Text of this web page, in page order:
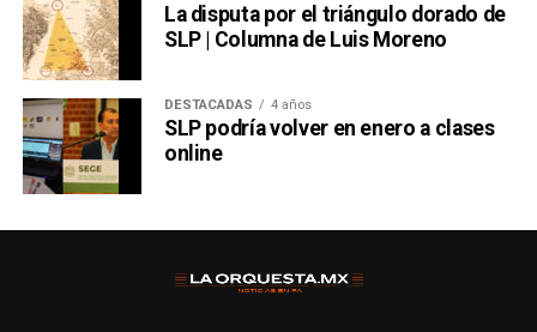
La disputa por el triángulo dorado de
SLP | Columna de Luis Moreno
DESTACADAS 4 años
SLP podría volver en enero a clases
online